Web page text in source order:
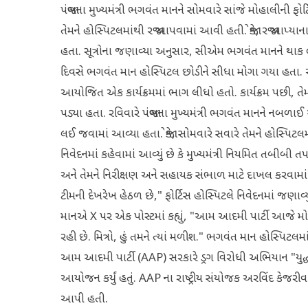
પંજાબના મુખ્યમંત્રી ભગવંત માનને સોમવારે સાંજે મોહાલીની
તેમને હોસ્પિટલમાંથી રજા આપવામાં આવી હતી. જોકે, રજા
હતા. સૂત્રોના જણાવ્યા અનુસાર, સીએમ ભગવંત માનને થાક
દિવસે ભગવંત માન હોસ્પિટલ છોડીને સીધા મોગા ગયા
આયોજિત એક કાર્યક્રમમાં ભાગ લીધો હતો. કાર્યક્રમ
પડ્યા હતા. રવિવારે પંજાબના મુખ્યમંત્રી ભગવંત માનને
લઈ જવામાં આવ્યા હતા. જોકે, સોમવારે સવારે તેમને
નિવેદનમાં કહેવામાં આવ્યું છે કે મુખ્યમંત્રી નિયમિત તબીબી
અને તેમને નિરીક્ષણ અને સહાયક સંભાળ માટે દાખલ
ટીમની દેખરેખ હેઠળ છે," ફોર્ટિસ હોસ્પિટલે નિવેદનમાં
માનએ X પર એક પોસ્ટમાં કહ્યું, "આમ આદમી પાર્ટી આજે
રહી છે. મિત્રો, હું તમને ત્યાં મળીશ." ભગવંત માન
આમ આદમી પાર્ટી (AAP) સરકારે ડ્રગ વિરોધી અભિયાન
આયોજન કર્યું હતું. AAP ના રાષ્ટ્રીય સંયોજક અરવિંદ
આપી હતી.